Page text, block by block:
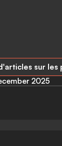
sur les
2025